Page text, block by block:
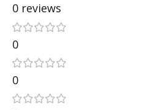
0 reviews
0
0